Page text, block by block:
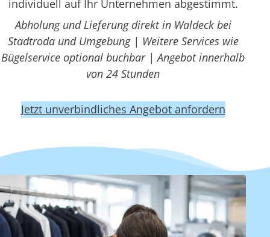
individuell auf Ihr Unternehmen abgestimmt.
Abholung und Lieferung direkt in Waldeck bei
Stadtroda und Umgebung | Weitere Services wie
Bügelservice optional buchbar | Angebot innerhalb
von 24 Stunden
Jetzt unverbindliches Angebot anfordern